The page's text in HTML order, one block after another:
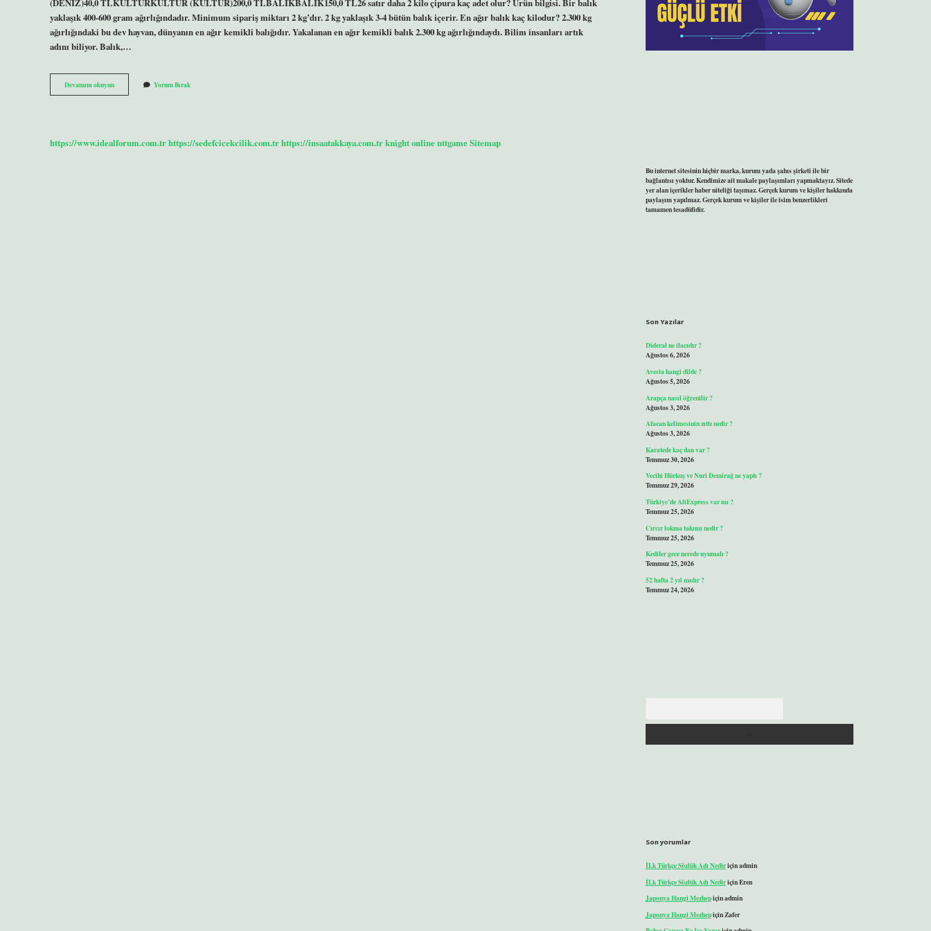
yaklaşık 400-600 gram ağırlığındadır. Minimum sipariş miktarı 2 kg’dır. 2 kg yaklaşık 3-4 bütün balık içerir. En ağır balık kaç kilodur? 2.300 kg
ağırlığındaki bu dev hayvan, dünyanın en ağır kemikli balığıdır. Yakalanan en ağır kemikli balık 2.300 kg ağırlığındaydı. Bilim insanları artık
adını biliyor. Balık,…
Devamını okuyunEn
Büyük
Yorum Bırak
https://www.idealforum.com.trhttps://sedefcicekcilik.com.trhttps://insaatakkaya.com.trknight onlinenttgameSitemap
Bu internet sitesinin hiçbir marka, kurum yada şahıs şirketi ile bir
bağlantısı yoktur. Kendimize ait makale paylaşımları yapmaktayız. Sitede
yer alan içerikler haber niteliği taşımaz. Gerçek kurum ve kişiler hakkında
paylaşım yapılmaz. Gerçek kurum ve kişiler ile isim benzerlikleri
tamamen tesadüfidir.
Son Yazılar
Dideral ne ilacıdır ?
Ağustos 6, 2026
Avesta hangi dilde ?
Ağustos 5, 2026
Arapça nasıl öğrenilir ?
Ağustos 3, 2026
Afacan kelimesinin zıttı nedir ?
Ağustos 3, 2026
Karatede kaç dan var ?
Temmuz 30, 2026
Vecihi Hürkuş ve Nuri Demirağ ne yaptı ?
Temmuz 29, 2026
Türkiye’de AliExpress var mı ?
Temmuz 25, 2026
Cırcır lokma takımı nedir ?
Temmuz 25, 2026
Kediler gece nerede uyumalı ?
Temmuz 25, 2026
52 hafta 2 yıl mıdır ?
Temmuz 24, 2026
Son yorumlar
İLk Türkçe Sözlük Adı Nediriçinadmin
İLk Türkçe Sözlük Adı NediriçinEren
Japonya Hangi Mezhepiçinadmin
Japonya Hangi MezhepiçinZafer